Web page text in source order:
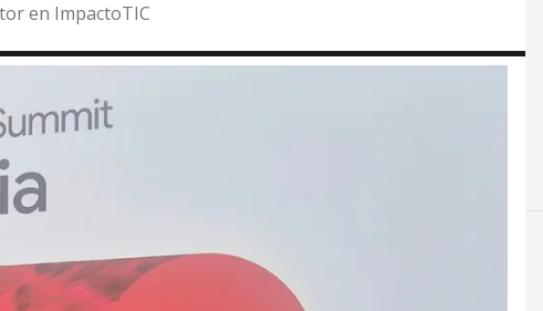
en ImpactoTIC